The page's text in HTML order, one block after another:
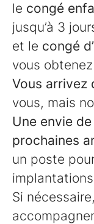
le congé
jusqu’à 3
et le congé
vous
Vous arrivez
vous, mais
Une envie
prochaines
un poste
Si